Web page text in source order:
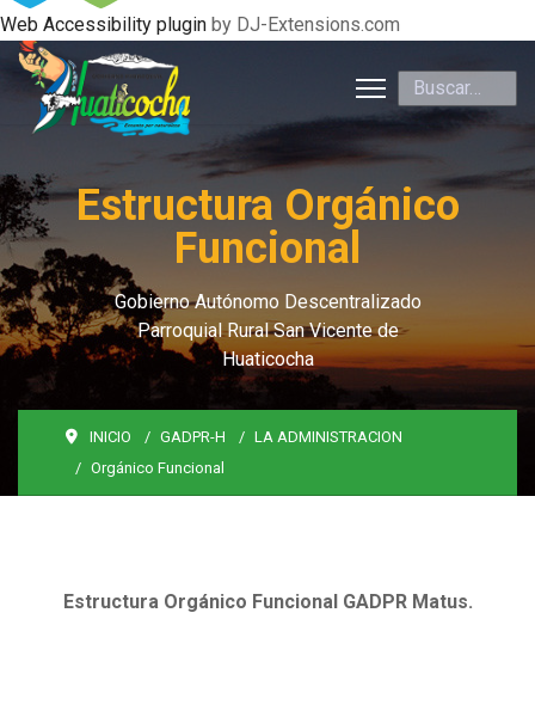
Web Accessibility plugin by DJ-Extensions.com
Buscar
Estructura Orgánico
Funcional
Gobierno Autónomo Descentralizado
Parroquial Rural San Vicente de
Huaticocha
INICIO GADPR-H
LA ADMINISTRACION
Orgánico Funcional
Estructura Orgánico Funcional GADPR Matus.